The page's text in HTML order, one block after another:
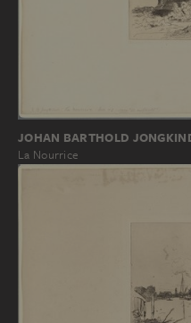
JOHAN BARTHOLD
La Nourrice